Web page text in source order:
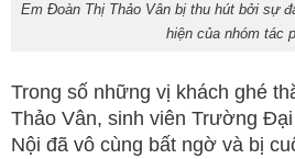
Em Đoàn Thị Thảo Vân bị thu hút bởi sự
hiện của nhóm tác
Trong số những vị khách ghé
Thảo Vân, sinh viên Trường
Nội đã vô cùng bất ngờ và bị